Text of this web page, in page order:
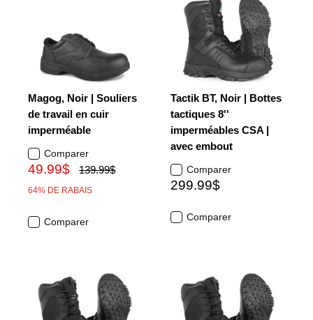
Magog, Noir | Souliers
de travail en cuir
imperméable
Comparer
49.99$ 139.99$
64% DE RABAIS
Comparer
Tactik BT, Noir | Bottes
tactiques 8''
imperméables CSA |
avec embout
Comparer
299.99$
Comparer